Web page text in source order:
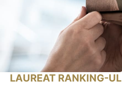
LAUREAT RANKING-